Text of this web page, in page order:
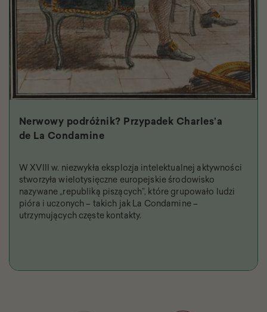
Nerwowy podróżnik? Przypadek Charles’a
de La Condamine
W XVIII w. niezwykła eksplozja intelektualnej aktywności
stworzyła wielotysięczne europejskie środowisko
nazywane „republiką piszących”, które grupowało ludzi
pióra i uczonych – takich jak La Condamine –
utrzymujących częste kontakty.